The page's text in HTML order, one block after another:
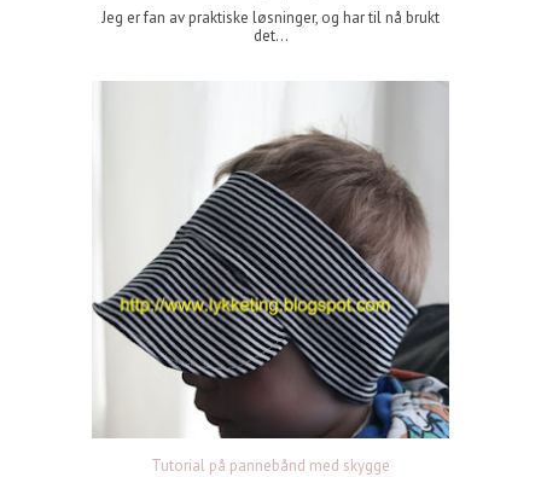
Jeg er fan av praktiske løsninger, og har til nå brukt
det...
Tutorial på pannebånd med skygge